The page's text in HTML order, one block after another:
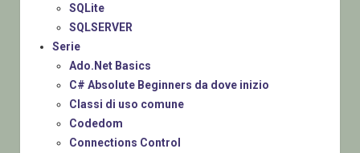
SQLite
SQLSERVER
Serie
Ado.Net Basics
C# Absolute Beginners da dove inizio
Classi di uso comune
Codedom
Connections Control